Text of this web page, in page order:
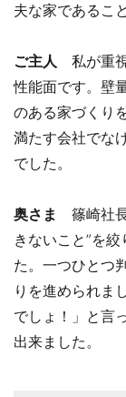
夫な家であるこ
ご主人 私が重
性能面です。壁
のある家づくり
満たす会社でな
でした。
奥さま 篠崎社
きないこと”を
た。一つひとつ
りを進められま
でしょ！」と言
出来ました。